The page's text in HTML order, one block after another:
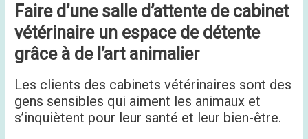
Faire d’une salle d’attente de cabinet
vétérinaire un espace de détente
grâce à de l’art animalier
Les clients des cabinets vétérinaires sont des
gens sensibles qui aiment les animaux et
s’inquiètent pour leur santé et leur bien-être.